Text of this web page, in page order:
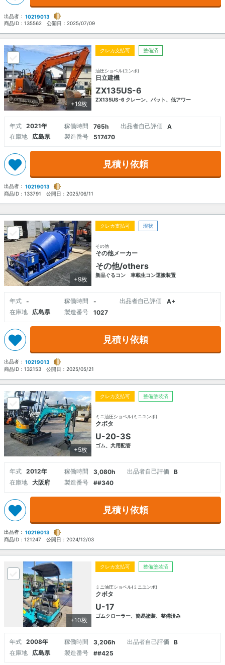
出品者： 10219013
商品ID： 135562 公開日： 2025/07/09
+19枚
クレカ支払可 整備済
油圧ショベル(ユンボ)
日立建機
ZX135US-6
ZX135US-6 クレーン、パット、低アワー
年式 2021年 稼働時間 765h 出品者自己評価
A
在庫地
広島県 製造番号 517470
見積り依頼
出品者： 10219013
商品ID： 133791 公開日： 2025/06/11
+9枚
クレカ支払可 現状
その他
その他メーカー
その他/others
新品ぐるコン 車載生コン運搬装置
年式 - 稼働時間 - 出品者自己評価
A+
在庫地
広島県 製造番号 1027
見積り依頼
出品者： 10219013
商品ID： 132153 公開日： 2025/05/21
+5枚
クレカ支払可 整備塗装済
ミニ油圧ショベル(ミニユンボ)
クボタ
U-20-3S
ゴム、共用配管
年式 2012年 稼働時間 3,080h 出品者自己評価
B
在庫地
大阪府 製造番号 ##340
見積り依頼
出品者： 10219013
商品ID： 121247 公開日： 2024/12/03
+10枚
クレカ支払可 整備塗装済
ミニ油圧ショベル(ミニユンボ)
クボタ
U-17
ゴムクローラー、簡易塗装、整備済み
年式 2008年 稼働時間 3,206h 出品者自己評価
B
在庫地
広島県 製造番号 ##425